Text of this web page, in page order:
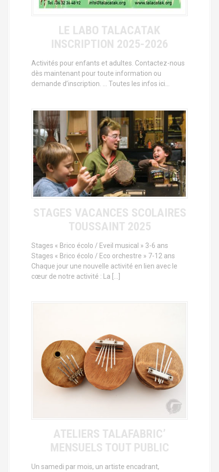
LE LABO TALACATAK
INSCRIPTION 2025-2026
Activités pour enfants et adultes. Contactez-nous
dès maintenant pour toute information ou
demande d’inscription. … Toutes les infos ici…
STAGES VACANCES SCOLAIRES
TOUSSAINT 2025
Stages « Brico écolo / Eveil musical » 3-6 ans
Stages « Brico écolo / Eco orchestre » 7-12 ans
Chaque jour une nouvelle activité en lien avec le
cœur de notre activité : La […]
ATELIERS TALAFABRIC’
MENSUELS TOUT PUBLIC
Un samedi par mois, un artiste encadrant,